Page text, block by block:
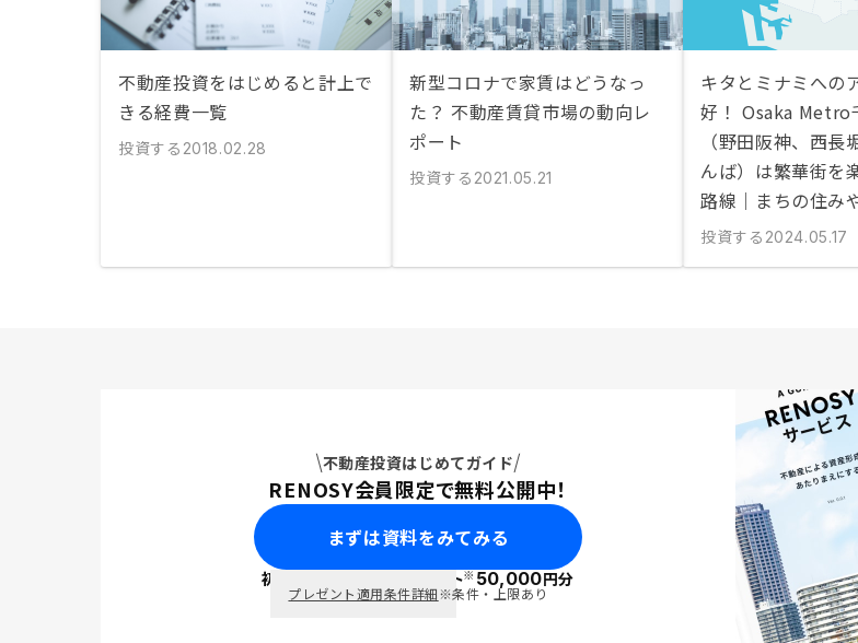
不動産投資をはじめると計上で
きる経費一覧
投資する 2018.02.28
新型コロナで家賃はどうなっ
た？ 不動産賃貸市場の動向レ
ポート
投資する 2021.05.21
キタとミナミへの
好！ Osaka Metro
（野田阪神、西長
んば）は繁華街を
路線｜まちの住み
投資する 2024.05.17
不動産投資はじめてガイド
RENOSY会員限定で無料公開中！
まずは資料をみてみる
初回面談で ポイント※50,000円分
プレゼント適用条件詳細※条件・上限あり